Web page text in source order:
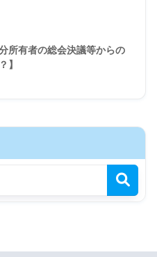
所有者の総会決議等からの
】